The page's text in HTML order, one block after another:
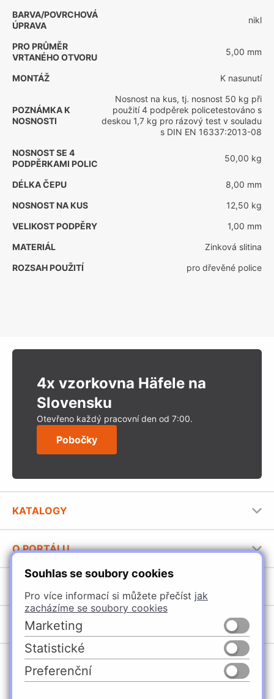
Souhlas se soubory cookies
Pro více informací si můžete přečíst jak
zacházíme se soubory cookies
Marketing
Statistické
Preferenční
BARVA/POVRCHOVÁ
ÚPRAVA
nikl
PRO PRŮMĚR
VRTANÉHO OTVORU
5,00 mm
MONTÁŽ K nasunutí
POZNÁMKA K
NOSNOSTI
Nosnost na kus, tj. nosnost 50 kg při
použití 4 podpěrek policetestováno s
deskou 1,7 kg pro rázový test v souladu
s DIN EN 16337:2013-08
NOSNOST SE 4
PODPĚRKAMI POLIC
50,00 kg
DÉLKA ČEPU
8,00 mm
NOSNOST NA KUS
12,50 kg
VELIKOST PODPĚRY
1,00 mm
MATERIÁL
Zinková slitina
ROZSAH POUŽITÍ
pro dřevěné police
4x vzorkovna Häfele na
Slovensku
Otevřeno každý pracovní den od 7:00.
Pobočky
KATALOGY
Stavební katalog Häfele
Brožury Häfele
O PORTÁLU
Provozovatel portálu
Jak používat portál
Úchytky
Nábytkové kování
Vybavení kuchyní
Osvětlení a elektro
POBOČKY
Špačince
Žilina